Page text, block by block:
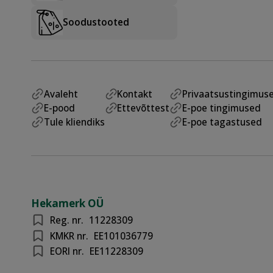
Soodustooted
Avaleht
E-pood
Tule kliendiks
Kontakt
Ettevõttest
E-poe tingimused
E-poe tagastused
Hekamerk OÜ
Reg. nr. 11228309
KMKR nr. EE101036779
EORI nr. EE11228309